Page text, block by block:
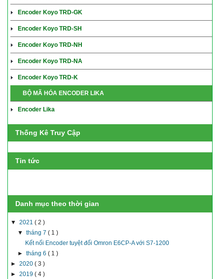
Encoder Koyo TRD-GK
Encoder Koyo TRD-SH
Encoder Koyo TRD-NH
Encoder Koyo TRD-NA
Encoder Koyo TRD-K
BỘ MÃ HÓA ENCODER LIKA
Encoder Lika
Thống Kê Truy Cập
Tin tức
Danh mục theo thời gian
▼ 2021 ( 2 )
▼tháng 7( 1 )
Kết nối Encoder tuyệt đối Omron E6CP-A với S7-1200
►tháng 6( 1 )
► 2020 ( 3 )
► 2019 ( 4 )